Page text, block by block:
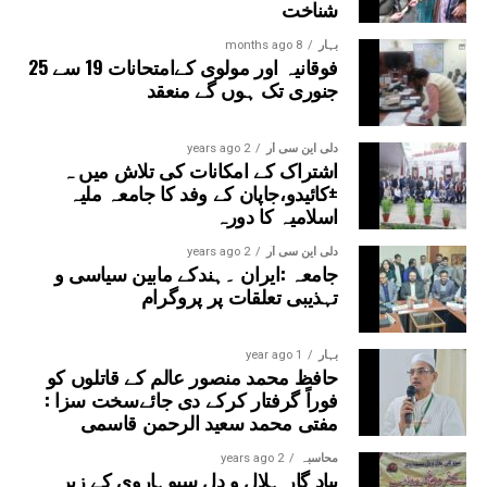
اپنے والدین کے بارے میں موجودہ معلومات بھی
فراہم کر سکتے ہیں، بشرطیکہ ان کے والدین کی
حالت میں ایس آئی آر پہلے ہی کرایا گیا ہو۔
شناخت
بہار 8 months ago
فوقانیہ اور مولوی کےامتحانات 19 سے 25
جنوری تک ہوں گے منعقد
دلی این سی آر 2 years ago
اشتراک کے امکانات کی تلاش میں ہ
±کائیدو،جاپان کے وفد کا جامعہ ملیہ
اسلامیہ کا دورہ
دلی این سی آر 2 years ago
جامعہ :ایران ۔ہندکے مابین سیاسی و
تہذیبی تعلقات پر پروگرام
بہار 1 year ago
حافظ محمد منصور عالم کے قاتلوں کو
فوراً گرفتار کرکے دی جائےسخت سزا :
مفتی محمد سعید الرحمن قاسمی
محاسبہ 2 years ago
بیاد گار ہلال و دل سیوہاروی کے زیر